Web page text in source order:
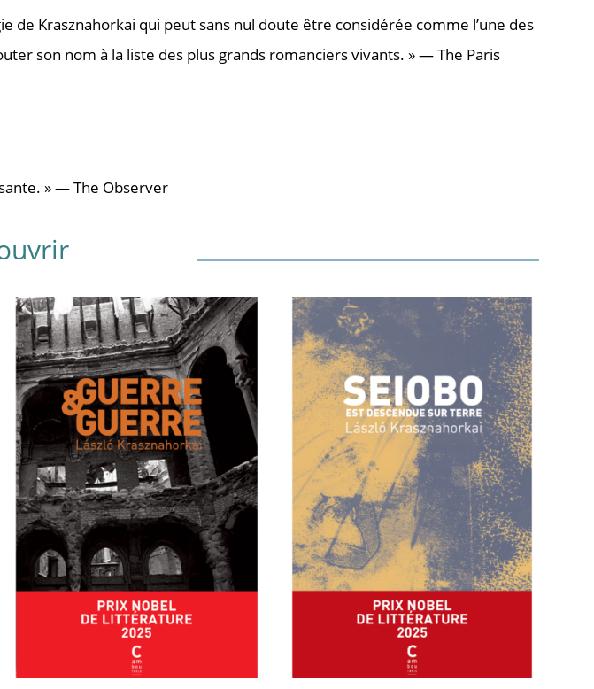
Krasznahorkai qui peut sans nul doute être considérée comme l’une des
son nom à la liste des plus grands romanciers vivants. » — The Paris
» — The Observer